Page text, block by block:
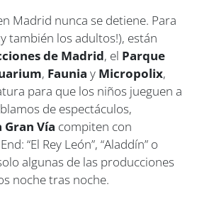
Madrid nunca se detiene. Para
también los adultos!), están
de Madrid, el Parque
, Faunia y Micropolix,
para que los niños jueguen a
de espectáculos,
Gran Vía compiten con
“El Rey León”, “Aladdín” o
algunas de las producciones
noche tras noche.